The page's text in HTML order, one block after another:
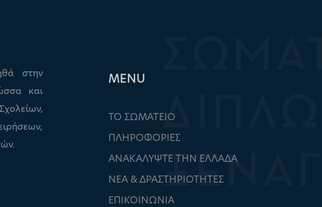
στην
και
ΜΕΝU
ΤΟ ΣΩΜΑΤΕΙΟ
ΠΛΗΡΟΦΟΡΙΕΣ
ΑΝΑΚΑΛΥΨΤΕ ΤΗΝ ΕΛΛΑΔΑ
ΝΕΑ & ΔΡΑΣΤΗΡΙΟΤΗΤΕΣ
ΕΠΙΚΟΙΝΩΝΙΑ